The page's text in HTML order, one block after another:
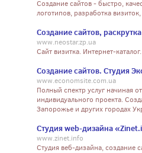
Создание сайтов - быстро,
логотипов, разработка
Создание сайтов,
www.neostar.zp.ua
Сайт визитка. Интернет-
Создание сайтов. Студия
www.economsite.com.ua
Полный спектр услуг начиная
индивидуального проекта.
Запорожье и других городах
Студия web-дизайна
www.zinet.info
Студия веб-дизайна, создание